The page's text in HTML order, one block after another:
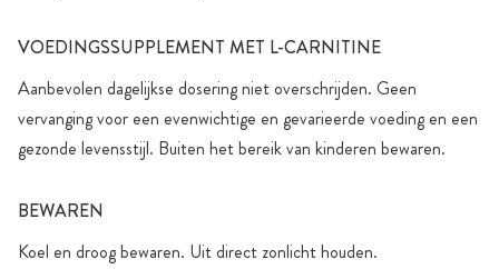
VOEDINGSSUPPLEMENT MET L-CARNITINE
Aanbevolen dagelijkse dosering niet overschrijden. Geen
vervanging voor een evenwichtige en gevarieerde voeding en een
gezonde levensstijl. Buiten het bereik van kinderen bewaren.
BEWAREN
Koel en droog bewaren. Uit direct zonlicht houden.